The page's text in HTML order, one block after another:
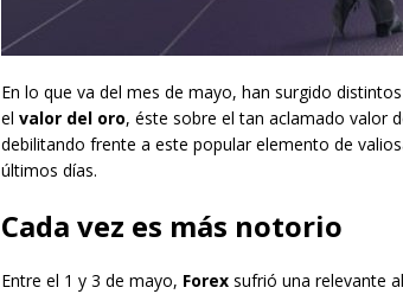
En lo que va del mes de mayo, han surgido
el valor del oro, éste sobre el tan aclamado valor
debilitando frente a este popular elemento de
últimos días.
Cada vez es más notorio
Entre el 1 y 3 de mayo, Forex sufrió una relevante